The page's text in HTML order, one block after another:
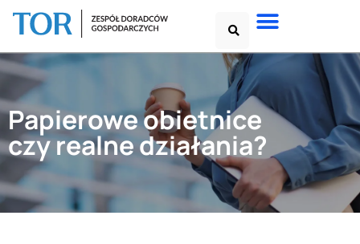
Papierowe obietnice
czy realne działania?